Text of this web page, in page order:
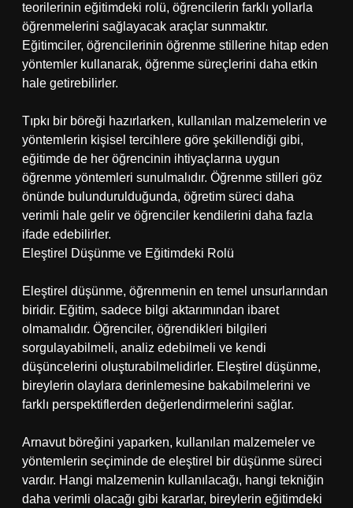
teorilerinin eğitimdeki rolü, öğrencilerin farklı yollarla
öğrenmelerini sağlayacak araçlar sunmaktır.
Eğitimciler, öğrencilerinin öğrenme stillerine hitap eden
yöntemler kullanarak, öğrenme süreçlerini daha etkin
hale getirebilirler.
Tıpkı bir böreği hazırlarken, kullanılan malzemelerin ve
yöntemlerin kişisel tercihlere göre şekillendiği gibi,
eğitimde de her öğrencinin ihtiyaçlarına uygun
öğrenme yöntemleri sunulmalıdır. Öğrenme stilleri göz
önünde bulundurulduğunda, öğretim süreci daha
verimli hale gelir ve öğrenciler kendilerini daha fazla
ifade edebilirler.
Eleştirel Düşünme ve Eğitimdeki Rolü
Eleştirel düşünme, öğrenmenin en temel unsurlarından
biridir. Eğitim, sadece bilgi aktarımından ibaret
olmamalıdır. Öğrenciler, öğrendikleri bilgileri
sorgulayabilmeli, analiz edebilmeli ve kendi
düşüncelerini oluşturabilmelidirler. Eleştirel düşünme,
bireylerin olaylara derinlemesine bakabilmelerini ve
farklı perspektiflerden değerlendirmelerini sağlar.
Arnavut böreğini yaparken, kullanılan malzemeler ve
yöntemlerin seçiminde de eleştirel bir düşünme süreci
vardır. Hangi malzemenin kullanılacağı, hangi tekniğin
daha verimli olacağı gibi kararlar, bireylerin eğitimdeki